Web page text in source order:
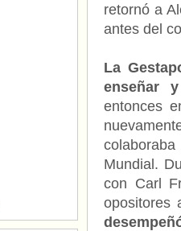
retornó a
antes del
La
enseñar
entonces
Mundial.
con Carl
opositores